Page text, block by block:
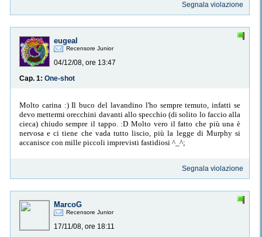
Segnala violazione
eugeal
Recensore Junior
04/12/08, ore 13:47
Cap. 1: One-shot
Molto carina :) Il buco del lavandino l'ho sempre temuto, infatti se
devo mettermi orecchini davanti allo specchio (di solito lo faccio alla
cieca) chiudo sempre il tappo. :D Molto vero il fatto che più una è
nervosa e ci tiene che vada tutto liscio, più la legge di Murphy si
accanisce con mille piccoli imprevisti fastidiosi ^_^;
Segnala violazione
MarcoG
Recensore Junior
17/11/08, ore 18:11